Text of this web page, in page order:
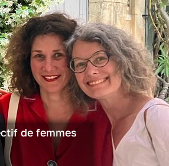
de femmes